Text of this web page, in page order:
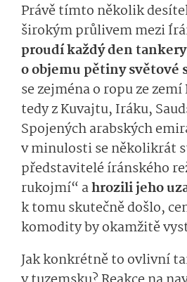
Právě tímto několik
širokým průlivem mezi
proudí každý den
o objemu pětiny světové
se zejména o ropu ze
tedy z Kuvajtu, Iráku,
Spojených arabských
v minulosti se několikrát
představitelé íránského
rukojmí“ ahrozili jeho
k tomu skutečně došlo,
komodity by okamžitě
Jak konkrétně to ovlivní